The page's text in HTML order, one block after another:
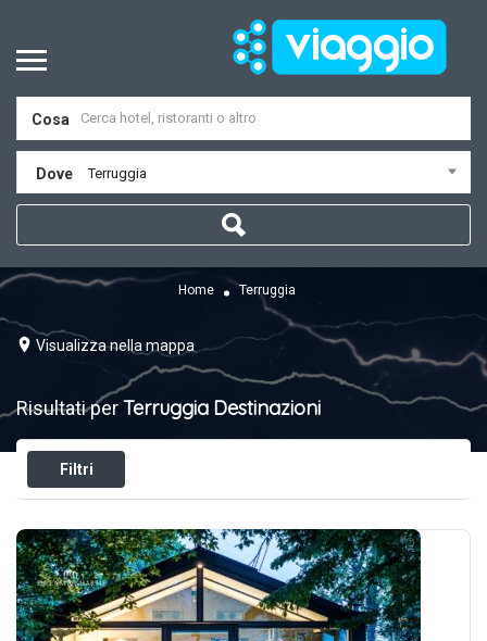
Cosa
Dove Terruggia
Home Terruggia
Visualizza nella mappa
Risultati perTerruggia Destinazioni
Filtri